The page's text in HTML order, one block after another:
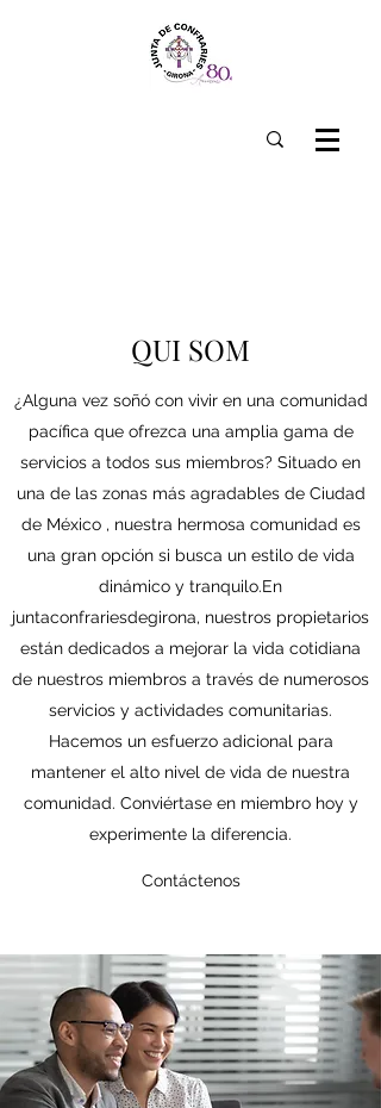
QUI SOM
¿Alguna vez soñó con vivir en una comunidad
pacífica que ofrezca una amplia gama de
servicios a todos sus miembros? Situado en
una de las zonas más agradables de Ciudad
de México , nuestra hermosa comunidad es
una gran opción si busca un estilo de vida
dinámico y tranquilo.En
juntaconfrariesdegirona, nuestros propietarios
están dedicados a mejorar la vida cotidiana
de nuestros miembros a través de numerosos
servicios y actividades comunitarias.
Hacemos un esfuerzo adicional para
mantener el alto nivel de vida de nuestra
comunidad. Conviértase en miembro hoy y
experimente la diferencia.
Contáctenos